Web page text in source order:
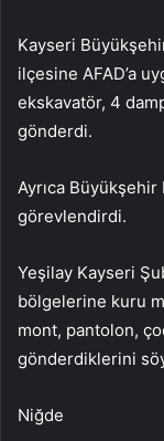
Kayseri
ilçesine AFAD’a
ekskavatör, 4
gönderdi.
Ayrıca
görevlendirdi.
Yeşilay Kayseri
bölgelerine kuru
mont, pantolon,
gönderdiklerini
Niğde